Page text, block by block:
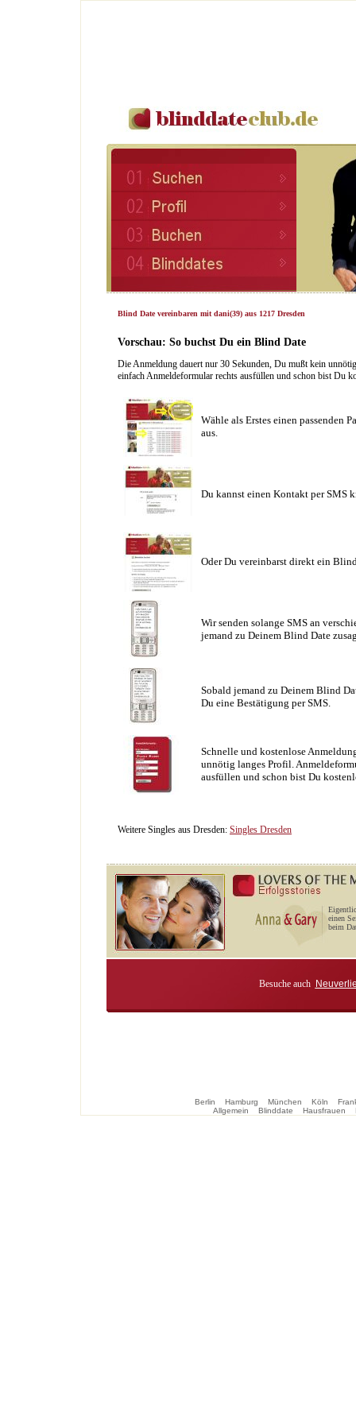
Blind Date vereinbaren mit dani(39) aus 1217 Dresden
Vorschau: So buchst Du ein Blind Date
Die Anmeldung dauert nur 30 Sekunden, Du mußt kein
einfach Anmeldeformular rechts ausfüllen und schon bist Du
Wähle als Erstes einen passenden
aus.
Du kannst einen Kontakt per SMS
Oder Du vereinbarst direkt ein
Wir senden solange SMS an
jemand zu Deinem Blind Date
Sobald jemand zu Deinem Blind
Du eine Bestätigung per SMS.
Schnelle und kostenlose
unnötig langes Profil.
ausfüllen und schon bist Du
Weitere Singles aus Dresden: Singles Dresden
einen
beim
Besuche auch
Berlin Hamburg München Köln
Allgemein
Blinddate Hausfrauen